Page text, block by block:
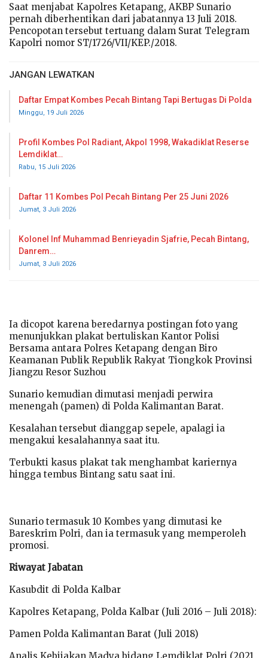
Saat menjabat Kapolres Ketapang, AKBP Sunario
pernah diberhentikan dari jabatannya 13 Juli 2018.
Pencopotan tersebut tertuang dalam Surat Telegram
Kapolri nomor ST/1726/VII/KEP./2018.
JANGAN LEWATKAN
Daftar Empat Kombes Pecah Bintang Tapi Bertugas Di Polda
Minggu, 19 Juli 2026
Profil Kombes Pol Radiant, Akpol 1998, Wakadiklat Reserse
Lemdiklat…
Rabu, 15 Juli 2026
Daftar 11 Kombes Pol Pecah Bintang Per 25 Juni 2026
Jumat, 3 Juli 2026
Kolonel Inf Muhammad Benrieyadin Sjafrie, Pecah Bintang,
Danrem…
Jumat, 3 Juli 2026
Ia dicopot karena beredarnya postingan foto yang
menunjukkan plakat bertuliskan Kantor Polisi
Bersama antara Polres Ketapang dengan Biro
Keamanan Publik Republik Rakyat Tiongkok Provinsi
Jiangzu Resor Suzhou
Sunario kemudian dimutasi menjadi perwira
menengah (pamen) di Polda Kalimantan Barat.
Kesalahan tersebut dianggap sepele, apalagi ia
mengakui kesalahannya saat itu.
Terbukti kasus plakat tak menghambat kariernya
hingga tembus Bintang satu saat ini.
Sunario termasuk 10 Kombes yang dimutasi ke
Bareskrim Polri, dan ia termasuk yang memperoleh
promosi.
Riwayat Jabatan
Kasubdit di Polda Kalbar
Kapolres Ketapang, Polda Kalbar (Juli 2016 – Juli 2018):
Pamen Polda Kalimantan Barat (Juli 2018)
Analis Kebijakan Madya bidang Lemdiklat Polri (2021